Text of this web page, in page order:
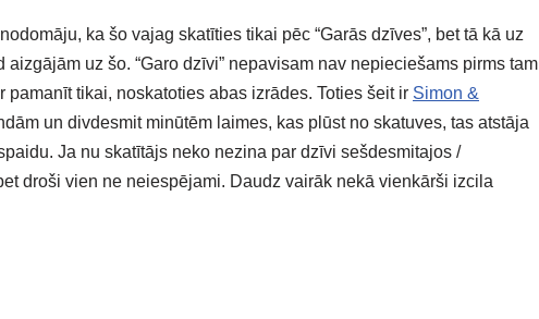
ka šo vajag skatīties tikai pēc “Garās dzīves”, bet tā kā uz
uz šo. “Garo dzīvi” nepavisam nav nepieciešams pirms tam
tikai, noskatoties abas izrādes. Toties šeit ir Simon &
un divdesmit minūtēm laimes, kas plūst no skatuves, tas atstāja
Ja nu skatītājs neko nezina par dzīvi sešdesmitajos /
droši vien ne neiespējami. Daudz vairāk nekā vienkārši izcila